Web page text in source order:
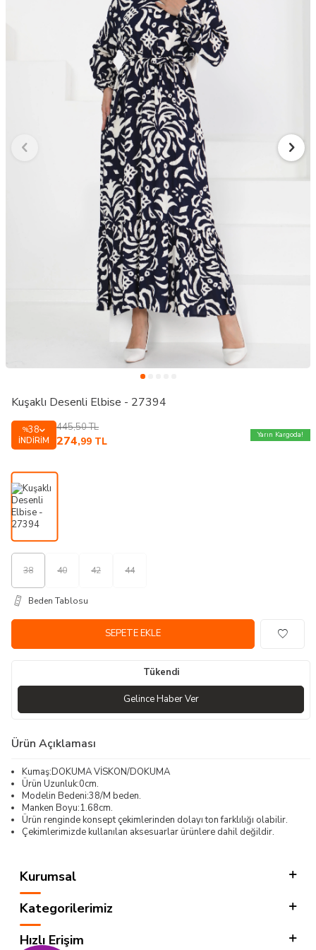
Kuşaklı Desenli Elbise - 27394
%38
İNDIRIM
445,50TL
274,99 TL
Yarın Kargoda!
38 40 42 44
Beden Tablosu
SEPETE EKLE
Tükendi
Gelince Haber Ver
Ürün Açıklaması
Kumaş:DOKUMA VİSKON/DOKUMA
Ürün Uzunluk:0cm.
Modelin Bedeni:38/M beden.
Manken Boyu:1.68cm.
Ürün renginde konsept çekimlerinden dolayı ton farklılığı olabilir.
Çekimlerimizde kullanılan aksesuarlar ürünlere dahil değildir.
Kurumsal
Kategorilerimiz
Hızlı Erişim